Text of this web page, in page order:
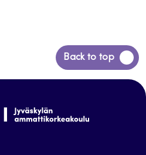
Back to top
Siirry
takaisin